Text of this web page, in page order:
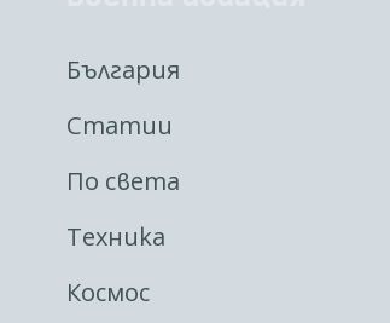
България
Статии
По света
Техника
Космос